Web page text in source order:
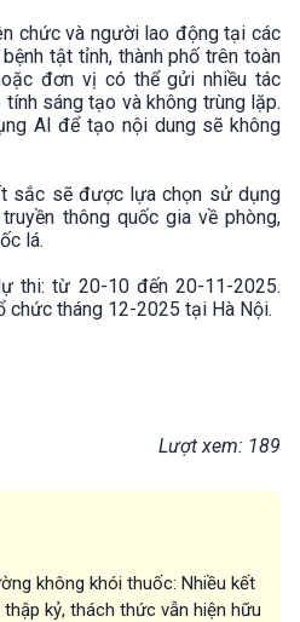
chức và người lao động tại các
tật tỉnh, thành phố trên toàn
đơn vị có thể gửi nhiều tác
sáng tạo và không trùng lặp.
AI để tạo nội dung sẽ không
sắc sẽ được lựa chọn sử dụng
thông quốc gia về phòng,
lá.
thi: từ 20-10 đến 20-11-2025.
chức tháng 12-2025 tại Hà Nội.
Lượt xem: 189
không khói thuốc: Nhiều kết
kỷ, thách thức vẫn hiện hữu